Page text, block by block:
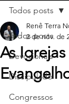
Todos posts
Devocionais
Discipulado
Congressos
Todos posts
As
Renê Terra
2 de nov. de